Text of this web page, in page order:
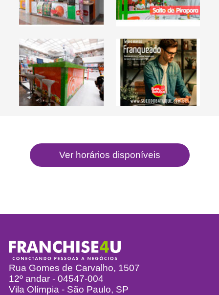
Rua Gomes de Carvalho, 1507
12º andar - 04547-004
Vila Olímpia - São Paulo, SP